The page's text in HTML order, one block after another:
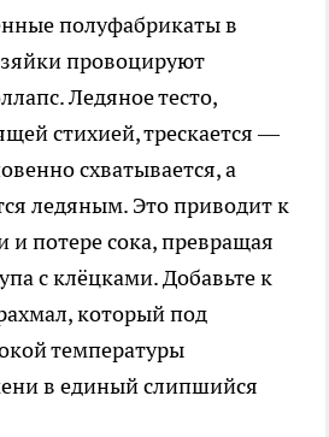
полуфабрикаты в
провоцируют
Ледяное тесто,
стихией, трескается —
схватывается, а
ледяным. Это приводит к
и потере сока, превращая
с клёцками. Добавьте к
который под
температуры
в единый слипшийся